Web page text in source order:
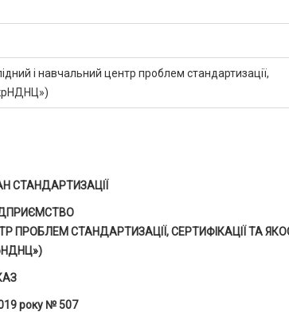
і навчальний центр проблем стандартизації,
СТАНДАРТИЗАЦІЇ
СТАНДАРТИЗАЦІЇ, СЕРТИФІКАЦІЇ ТА
року № 507